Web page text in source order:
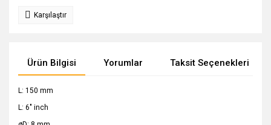
Karşılaştır
Ürün Bilgisi Yorumlar Taksit Seçenekleri
L: 150 mm
L: 6" inch